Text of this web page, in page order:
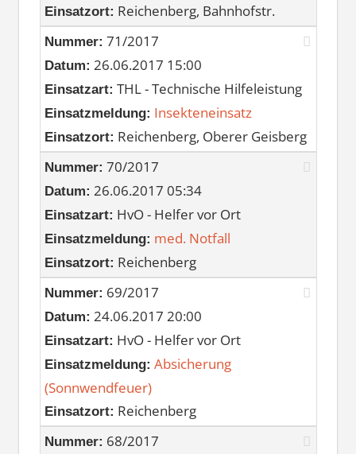
Einsatzort: Reichenberg, Bahnhofstr.
Nummer: 71/2017
Datum: 26.06.2017 15:00
Einsatzart: THL - Technische Hilfeleistung
Einsatzmeldung: Insekteneinsatz
Einsatzort: Reichenberg, Oberer Geisberg
Nummer: 70/2017
Datum: 26.06.2017 05:34
Einsatzart: HvO - Helfer vor Ort
Einsatzmeldung: med. Notfall
Einsatzort: Reichenberg
Nummer: 69/2017
Datum: 24.06.2017 20:00
Einsatzart: HvO - Helfer vor Ort
Einsatzmeldung: Absicherung
(Sonnwendfeuer)
Einsatzort: Reichenberg
Nummer: 68/2017